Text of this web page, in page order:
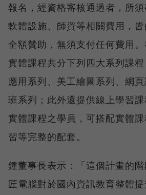
報名，經資格審核通過者，所
軟體設施、師資等相關費用，
全額贊助，無須支付任何費用。
實體課程共分下列四大系列課
應用系列、美工繪圖系列、網
班系列；此外還提供線上學習
實體課程之學員，可搭配實體
習等完整的配套。
鍾董事長表示：「這個計畫的
匠電腦對於國內資訊教育整體提